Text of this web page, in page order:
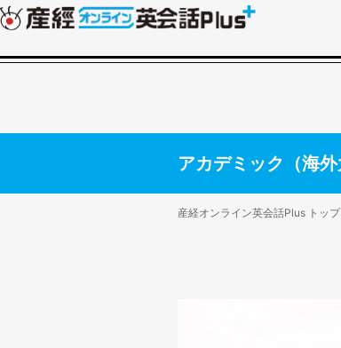
アカデミック（海
産経オンライン英会話Plus トップ